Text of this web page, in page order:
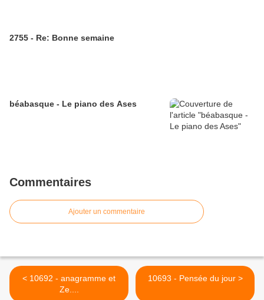
2755 - Re: Bonne semaine
béabasque - Le piano des Ases
Commentaires
Ajouter un commentaire
< 10692 - anagramme et
Ze....
10693 - Pensée du jour >